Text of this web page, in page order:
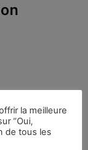
la meilleure
“Oui,
de tous les